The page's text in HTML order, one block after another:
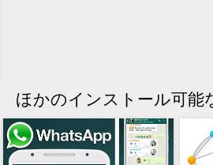
ほかのインストール可能